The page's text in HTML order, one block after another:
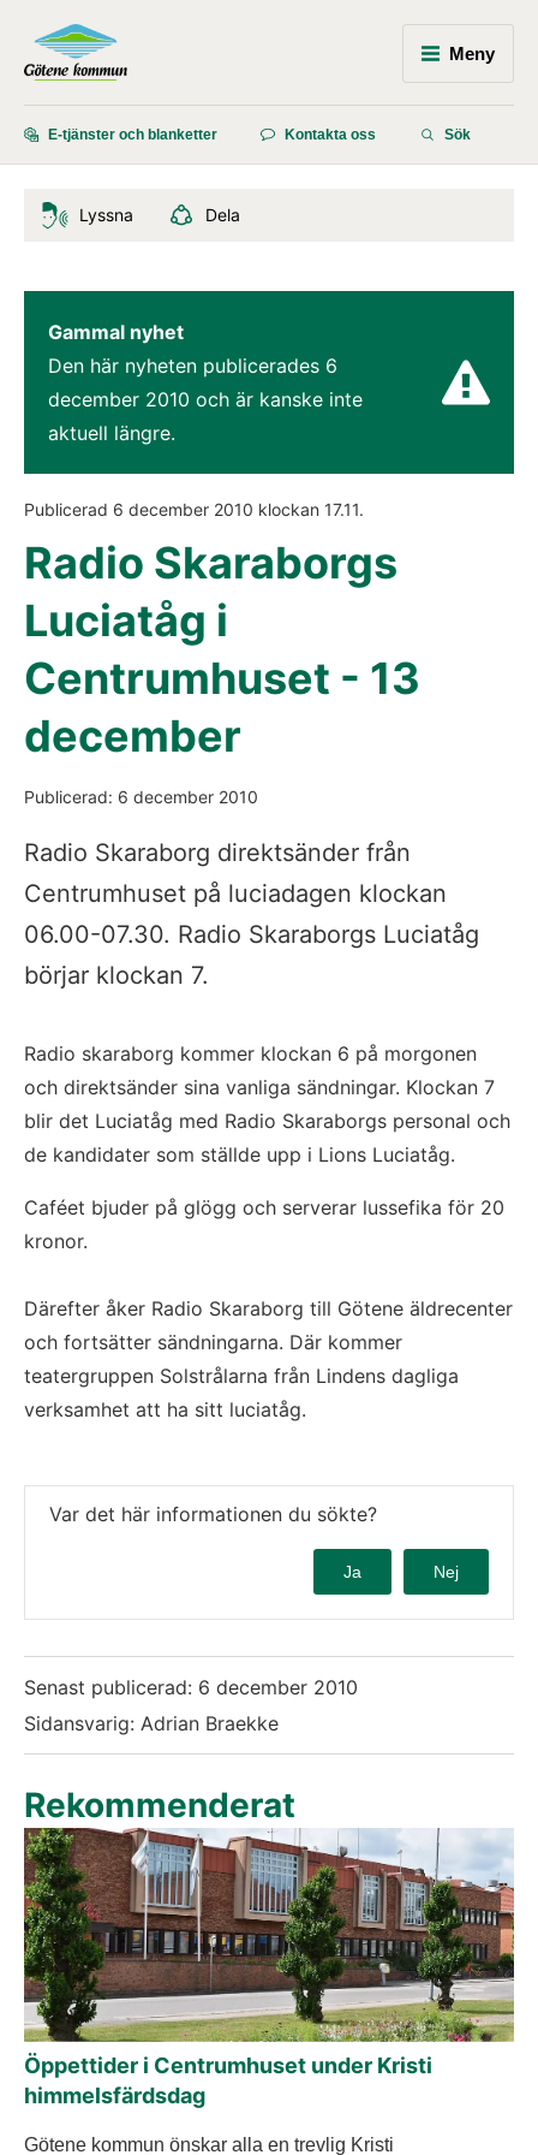
Meny
E-tjänster och blanketter Kontakta oss Sök
Lyssna Dela
Gammal nyhet
Den här nyheten publicerades 6
december 2010 och är kanske inte
aktuell längre.
Publicerad 6 december 2010 klockan 17.11.
Radio Skaraborgs
Luciatåg i
Centrumhuset - 13
december
Publicerad: 6 december 2010
Radio Skaraborg direktsänder från
Centrumhuset på luciadagen klockan
06.00-07.30. Radio Skaraborgs Luciatåg
börjar klockan 7.
Radio skaraborg kommer klockan 6 på morgonen
och direktsänder sina vanliga sändningar. Klockan 7
blir det Luciatåg med Radio Skaraborgs personal och
de kandidater som ställde upp i Lions Luciatåg.
Caféet bjuder på glögg och serverar lussefika för 20
kronor.
Därefter åker Radio Skaraborg till Götene äldrecenter
och fortsätter sändningarna. Där kommer
teatergruppen Solstrålarna från Lindens dagliga
verksamhet att ha sitt luciatåg.
Var det här informationen du sökte?
Ja Nej
Senast publicerad: 6 december 2010
Sidansvarig: Adrian Braekke
Rekommenderat
Öppettider i Centrumhuset under Kristi
himmelsfärdsdag
Götene kommun önskar alla en trevlig Kristi